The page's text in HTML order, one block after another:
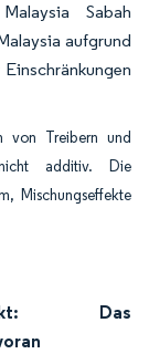
Sabah
aufgrund
von Treibern und
nicht additiv. Die
Mischungseffekte
Das